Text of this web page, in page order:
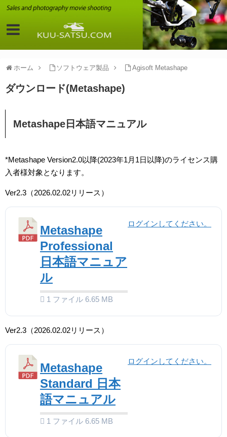
ホーム ソフトウェア製品 Agisoft Metashape
ダウンロード(Metashape)
Metashape日本語マニュアル
*Metashape Version2.0以降(2023年1月1日以降)のライセンス購
入者様対象となります。
Ver2.3（2026.02.02リリース）
Metashape
Professional
日本語マニュア
ル
1 ファイル 6.65 MB
ログインしてください。
Ver2.3（2026.02.02リリース）
Metashape
Standard 日本
語マニュアル
1 ファイル 6.65 MB
ログインしてください。